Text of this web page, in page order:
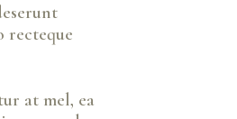
recteque
at mel, ea